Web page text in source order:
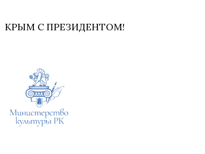
КРЫМ С ПРЕЗИДЕНТОМ!